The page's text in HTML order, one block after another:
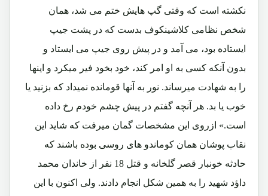
نکشته است که وقتی گپ هایش ختم می شد، همان
شخص نظامی کلاشینکوف بدست که در پشت جیپ
ایستاده بود، می آمد و در پیش روی جیپ می ایستاد و
بدون آنکه کسی به او امر کند، خود بخود فیر میکرد و اینها
را به شهادت میرساند. نور به آنها قومانده نمیداد که بزنید یا
خوب یا بد. هر آنچه گفتم در پیش چشم خودم رخ داده
است.» ازروی این مشخصات گمان میرفت که شاید این
نقاب پوشان همان کوماندو های روسی بوده باشند که
حادثه خونبار قصر گلخانه و قتل 18 نفر از خاندان محمد
داؤد شهید را به همین شکل انجام دادند. ولی اکنون با این